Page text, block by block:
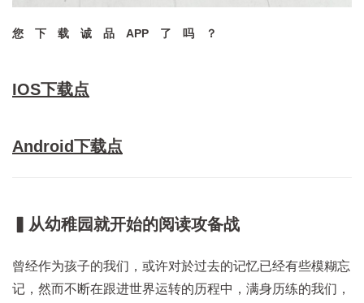
您 下 载 诚 品 APP 了 吗 ？
IOS下载点
Android下载点
▍从幼稚园就开始的阅读攻备战
曾经作为孩子的我们，或许对於过去的记忆已经有些模糊忘
记，然而不断在跟进世界运转的历程中，满身历练的我们，